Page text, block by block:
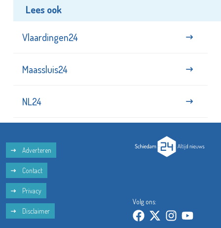
Lees ook
Vlaardingen24
Maassluis24
NL24
Adverteren
Contact
Privacy
Disclaimer
Volg ons: